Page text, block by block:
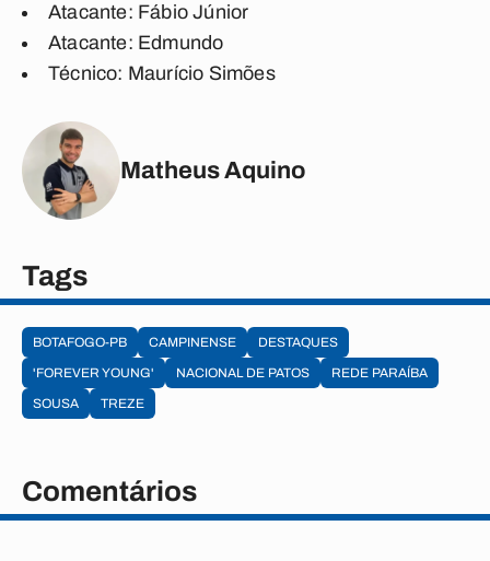
Atacante: Fábio Júnior
Atacante: Edmundo
Técnico: Maurício Simões
Matheus Aquino
Tags
BOTAFOGO-PB CAMPINENSE
DESTAQUES
'FOREVER YOUNG'
NACIONAL DE PATOS
REDE PARAÍBA
SOUSA
TREZE
Comentários